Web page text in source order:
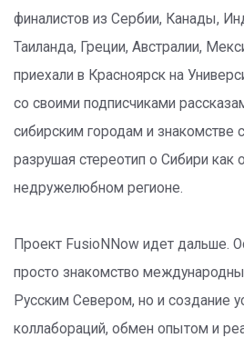
финалистов из Сербии, Канады,
Таиланда, Греции, Австралии,
приехали в Красноярск на
со своими подписчиками
сибирским городам и знакомстве
разрушая стереотип о Сибири как
недружелюбном регионе.
Проект FusioNNow идет дальше.
просто знакомство
Русским Севером, но и создание
коллабораций, обмен опытом и